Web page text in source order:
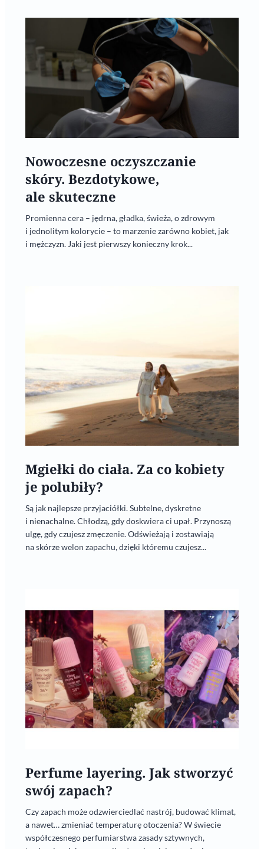
Nowoczesne oczyszczanie
skóry. Bezdotykowe,
ale skuteczne
Promienna cera – jędrna, gładka, świeża, o zdrowym
i jednolitym kolorycie – to marzenie zarówno kobiet, jak
i mężczyzn. Jaki jest pierwszy konieczny krok...
Mgiełki do ciała. Za co kobiety
je polubiły?
Są jak najlepsze przyjaciółki. Subtelne, dyskretne
i nienachalne. Chłodzą, gdy doskwiera ci upał. Przynoszą
ulgę, gdy czujesz zmęczenie. Odświeżają i zostawiają
na skórze welon zapachu, dzięki któremu czujesz...
Perfume layering. Jak stworzyć
swój zapach?
Czy zapach może odzwierciedlać nastrój, budować klimat,
a nawet… zmieniać temperaturę otoczenia? W świecie
współczesnego perfumiarstwa zasady sztywnych,